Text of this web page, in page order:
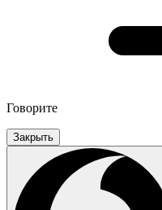
Говорите
Закрыть